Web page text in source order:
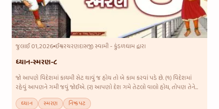
જુલાઈ 01,2026 ઈશ્વરચરણદાસજી સ્વામી - કુંડળધામ દ્વારા
ધ્યાન-સ્મરણ-૮
જો આપણે વિદેશમાં કાયમી સેટ થાવું જ હોય તો બે કામ કરવાં પડે છે. (૧) વિદેશમાં
રહેવું આપણને ગમી જવું જોઈએ. (૨) આપણો દેશ ગમે તેટલો વાલો હોય, તોપણ તેને
છોડવાની તૈયારી હોવી જોઈએ. તેમ આપણે અખંડ ભગવાનના ચિંતન
ધ્યાન સ્મરણ નિષ્કપટ